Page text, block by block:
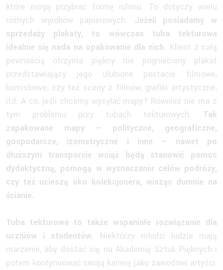
które mogą przybrać formę rulonu. To dotyczy wielu
różnych wyrobów papierowych. Jeżeli posiadamy w
sprzedaży plakaty, to wówczas tuba tekturowa
idealnie się nada na opakowanie dla nich. Klient z całą
pewnością otrzyma piękny nie pognieciony plakat
przedstawiający jego ulubione postacie filmowe,
komiskowe, czy też sceny z filmów, grafiki artystyczne,
itd. A co, jeśli chcemy wysyłać mapy? Również nie ma z
tym problemu przy tubach tekturowych. Tak
zapakowane mapy – polityczne, geograficzne,
gospodarcze, izometryczne i inne – nawet po
dłuższym transporcie wciąż będą stanowić pomoc
dydaktyczną, pomogą w wyznaczaniu celów podróży,
czy też ucieszą oko kolekcjonera, wisząc dumnie na
ścianie.
Tuba tekturowa to także wspaniałe rozwiązanie dla
uczniów i studentów.
Niektórzy młodzi ludzie mają
marzenie, aby dostać się na Akademię Sztuk Pięknych i
potem kontynuować swoją karierę jako zawodowi artyści.